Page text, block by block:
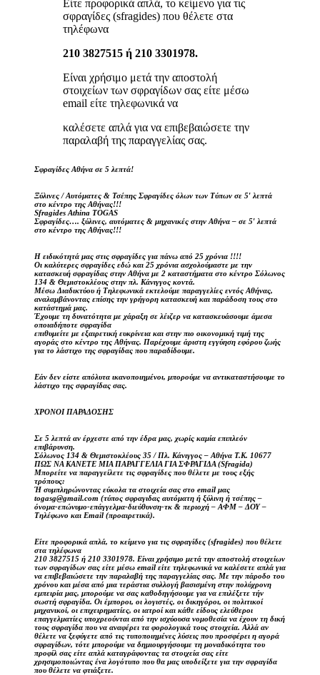
Είτε προφορικά απλά, το κείμενο για τις
σφραγίδες (sfragides) που θέλετε στα
τηλέφωνα
210 3827515 ή 210 3301978.
Είναι χρήσιμο μετά την αποστολή
στοιχείων των σφραγίδων σας είτε μέσω
email είτε τηλεφωνικά να
καλέσετε απλά για να επιβεβαιώσετε την
παραλαβή της παραγγελίας σας.
Σφραγίδες Αθήνα σε 5 λεπτά!
Ξύλινες / Αυτόματες & Τσέπης Σφραγίδες όλων των Τύπων σε 5′ λεπτά
στο κέντρο της Αθήνας!!!
Sfragides Athina TOGAS
Σφραγίδες…. ξύλινες, αυτόματες & μηχανικές στην Αθήνα – σε 5′ λεπτά
στο κέντρο της Αθήνας!!!
Η ειδικότητά μας στις σφραγίδες για πάνω από 25 χρόνια !!!!
Οι καλύτερες σφραγίδες εδώ και 25 χρόνια ασχολούμαστε με την
κατασκευή σφραγίδας στην Αθήνα με 2 καταστήματα στο κέντρο Σόλωνος
134 & Θεμιστοκλέους στην πλ. Κάνιγγος κοντά.
Μέσω Διαδικτύου ή Τηλεφωνικά εκτελούμε παραγγελίες εντός Αθήνας,
αναλαμβάνοντας επίσης την γρήγορη κατασκευή και παράδοση τους στο
κατάστημά μας.
Έχουμε τη δυνατότητα με χάραξη σε λέιζερ να κατασκευάσουμε άμεσα
οποιαδήποτε σφραγίδα
επιθυμείτε με εξαιρετική ευκρίνεια και στην πιο οικονομική τιμή της
αγοράς στο κέντρο της Αθήνας. Παρέχουμε άριστη εγγύηση εφόρου ζωής
για το λάστιχο της σφραγίδας που παραδίδουμε.
Εάν δεν είστε απόλυτα ικανοποιημένοι, μπορούμε να αντικαταστήσουμε το
λάστιχο της σφραγίδας σας.
ΧΡΟΝΟΙ ΠΑΡΑΔΟΣΗΣ
Σε 5 λεπτά αν έρχεστε από την έδρα μας, χωρίς καμία επιπλεόν
επιβάρυνση.
Σόλωνος 134 & Θεμιστοκλέους 35 / Πλ. Κάνιγγος – Αθήνα Τ.Κ. 10677
ΠΩΣ ΝΑ ΚΑΝΕΤΕ ΜΙΑ ΠΑΡΑΓΓΕΛΙΑ ΓΙΑ ΣΦΡΑΓΙΔΑ (Sfragida)
Μπορείτε να παραγγείλετε τις σφραγίδες που θέλετε με τους εξής
τρόπους:
Ή συμπληρώνοντας εύκολα τα στοιχεία σας στο email μας
togasg@gmail.com (τύπος σφραγιδας αυτόματη ή ξύλινη ή τσέπης –
όνομα-επώνυμο-επάγγελμα-διεύθυνση-τκ & περιοχή – ΑΦΜ – ΔΟΥ –
Τηλέφωνο και Email (προαιρετικά).
Είτε προφορικά απλά, το κείμενο για τις σφραγίδες (sfragides) που θέλετε
στα τηλέφωνα
210 3827515 ή 210 3301978. Είναι χρήσιμο μετά την αποστολή στοιχείων
των σφραγίδων σας είτε μέσω email είτε τηλεφωνικά να καλέσετε απλά για
να επιβεβαιώσετε την παραλαβή της παραγγελίας σας. Με την πάροδο του
χρόνου και μέσα από μια τεράστια συλλογή βασισμένη στην πολύχρονη
εμπειρία μας, μπορούμε να σας καθοδηγήσουμε για να επιλέξετε τήν
σωστή σφραγίδα. Οι έμποροι, οι λογιστές, οι δικηγόροι, οι πολιτικοί
μηχανικοί, οι επιχειρηματίες, οι ιατροί και κάθε είδους ελεύθεροι
επαγγελματίες υποχρεούνται από την ισχύουσα νομοθεσία να έχουν τη δική
τους σφραγίδα που να αναφέρει τα φορολογικά τους στοιχεία. Αλλά αν
θέλετε να ξεφύγετε από τις τυποποιημένες λύσεις που προσφέρει η αγορά
σφραγίδων, τότε μπορούμε να δημιουργήσουμε τη μοναδικότητα του
προφίλ σας είτε απλά καταγράφοντας τα στοιχεία σας είτε
χρησιμοποιώντας ένα λογότυπο που θα μας υποδείξετε για την σφραγίδα
που θέλετε να φτιάξετε.